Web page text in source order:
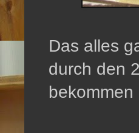
Das alles
durch den
bekommen